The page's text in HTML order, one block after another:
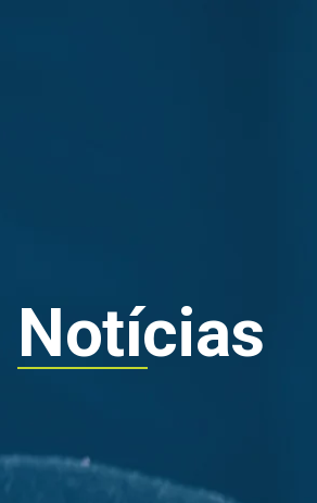
Notícias